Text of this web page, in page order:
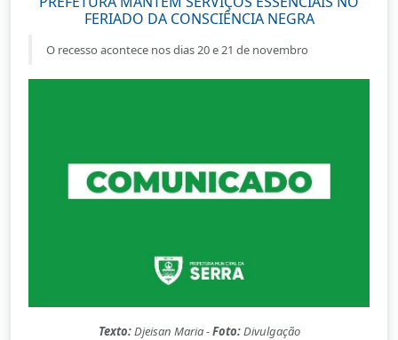
FERIADO DA CONSCIÊNCIA NEGRA
O recesso acontece nos dias 20 e 21 de novembro
Texto:Djeisan Maria -Foto:Divulgação